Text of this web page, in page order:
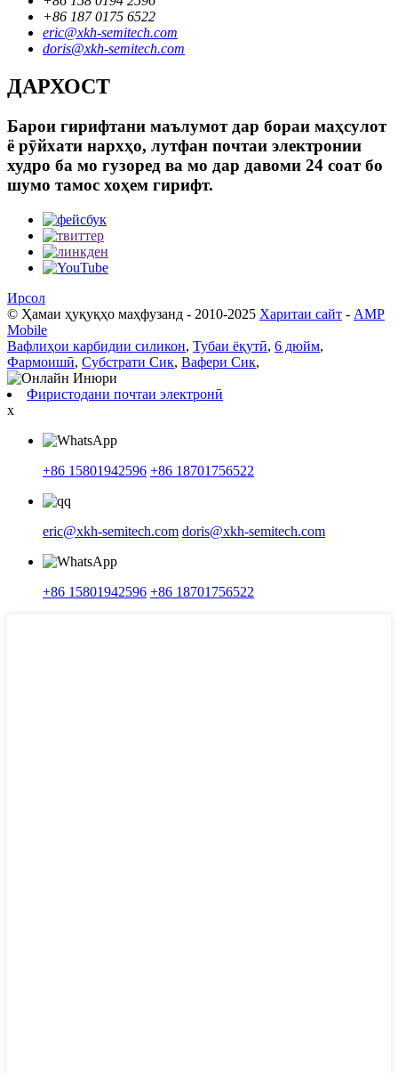
+86 187 0175 6522
eric@xkh-semitech.com
doris@xkh-semitech.com
ДАРХОСТ
Барои гирифтани маълумот дар бораи маҳсулот
ё рӯйхати нархҳо, лутфан почтаи электронии
худро ба мо гузоред ва мо дар давоми 24 соат бо
шумо тамос хоҳем гирифт.
Ирсол
© Ҳамаи ҳуқуқҳо маҳфузанд - 2010-2025 Харитаи сайт - AMP
Mobile
Вафлиҳои карбидии силикон, Тубаи ёқутӣ, 6 дюйм,
Фармоишӣ, Субстрати Сик, Вафери Сик,
Фиристодани почтаи электронӣ
x
+86 15801942596 +86 18701756522
eric@xkh-semitech.com doris@xkh-semitech.com
+86 15801942596 +86 18701756522